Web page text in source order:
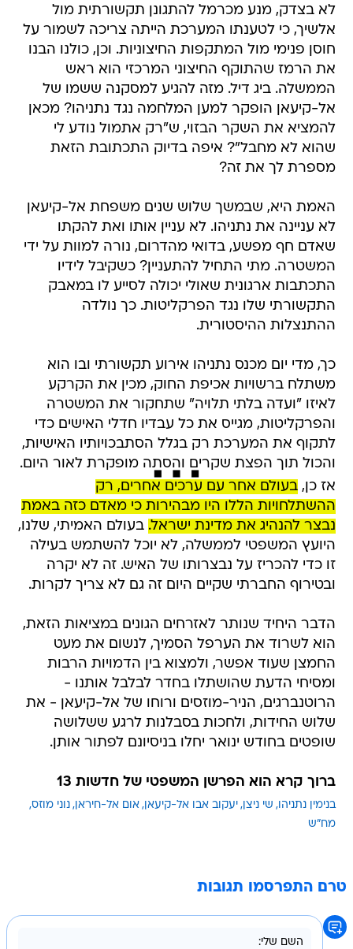
לא בצדק, מנע מכרמל להתגונן תקשורתית מול
אלשיך, כי לטענתו המערכת הייתה צריכה לשמור על
חוסן פנימי מול המתקפות החיצוניות. וכן, כולנו הבנו
את הרמז שהתוקף החיצוני המרכזי הוא ראש
הממשלה. ביג דיל. מזה להגיע למסקנה ששמו של
אל-קיעאן הופקר למען המלחמה נגד נתניהו? מכאן
להמציא את השקר הבזוי, ש"רק אתמול נודע לי
שהוא לא מחבל"? איפה בדיוק התכתובת הזאת
מספרת לך את זה?
האמת היא, שבמשך שלוש שנים משפחת אל-קיעאן
לא עניינה את נתניהו. לא עניין אותו ואת להקתו
שאדם חף מפשע, בדואי מהדרום, נורה למוות על ידי
המשטרה. מתי התחיל להתעניין? כשקיבל לידיו
התכתבות ארגונית שאולי יכולה לסייע לו במאבק
התקשורתי שלו נגד הפרקליטות. כך נולדה
ההתנצלות ההיסטורית.
כך, מדי יום מכנס נתניהו אירוע תקשורתי ובו הוא
משתלח ברשויות אכיפת החוק, מכין את הקרקע
לאיזו "ועדה בלתי תלויה" שתחקור את המשטרה
והפרקליטות, מגייס את כל עבדיו חדלי האישים כדי
לתקוף את המערכת רק בגלל הסתבכויותיו האישיות,
והכול תוך הפצת שקרים והסתה מופקרת לאור היום.
אז כן,בעולם אחר עם ערכים אחרים, רק
ההשתלחויות הללו היו מבהירות כי מאדם כזה באמת
נבצר להנהיג את מדינת ישראל. בעולם האמיתי, שלנו,
היועץ המשפטי לממשלה, לא יוכל להשתמש בעילה
זו כדי להכריז על נבצרותו של האיש. זה לא יקרה
ובטירוף החברתי שקיים היום זה גם לא צריך לקרות.
הדבר היחיד שנותר לאזרחים הגונים במציאות הזאת,
הוא לשרוד את הערפל הסמיך, לנשום את מעט
החמצן שעוד אפשר, ולמצוא בין הדמויות הרבות
ומסיחי הדעת שהושתלו בחדר לבלבל אותנו -
הרוטנברגים, הניר-מוזסים ורוחו של אל-קיעאן - את
שלוש החידות, ולחכות בסבלנות לרגע ששלושה
שופטים בחודש ינואר יחלו בניסיונם לפתור אותן.
ברוך קרא הוא הפרשן המשפטי של חדשות 13
בנימין נתניהו שי ניצן יעקוב אבו אל-קיעאן אום אל-חיראן נוני מוזס
מח"ש
טרם התפרסמו תגובות